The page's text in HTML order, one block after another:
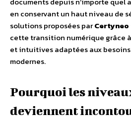
en conservant un haut niveau de
solutions proposées parCertyneo
cette transition numérique grâce
et intuitives adaptées aux
modernes.
Pourquoi les
deviennent